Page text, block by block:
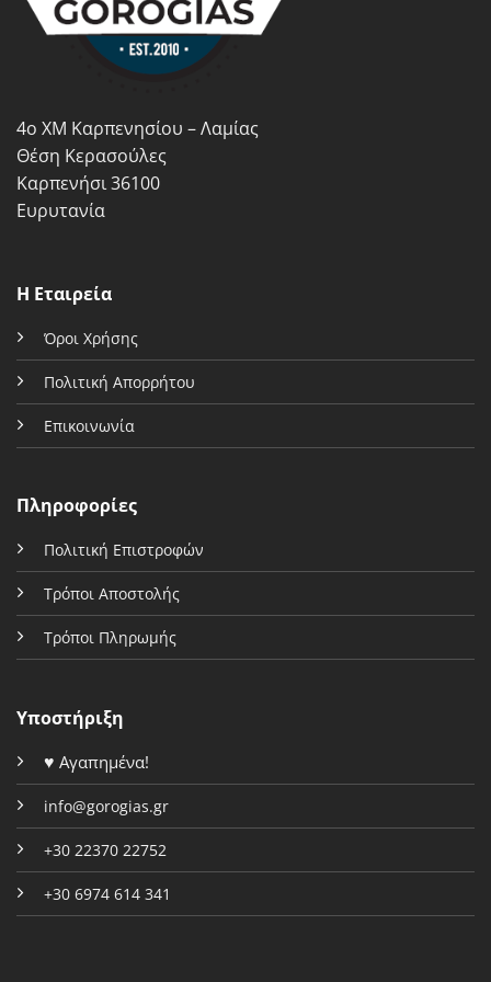
μπορούν
του
προϊόντος
μπορούν
να
4ο ΧΜ Καρπενησίου – Λαμίας
Θέση Κερασούλες
Καρπενήσι 36100
Ευρυτανία
Η Εταιρεία
Όροι Χρήσης
Πολιτική Απορρήτου
Επικοινωνία
Πληροφορίες
Πολιτική Επιστροφών
Τρόποι Αποστολής
Τρόποι Πληρωμής
Υποστήριξη
♥ Αγαπημένα!
info@gorogias.gr
+30 22370 22752
+30 6974 614 341